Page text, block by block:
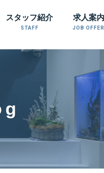
スタッフ紹介
STAFF
求人案内
JOB OFFER